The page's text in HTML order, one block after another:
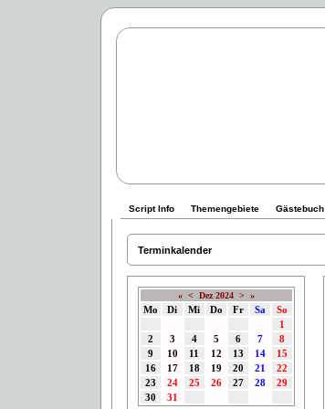
Script Info Themengebiete Gästebuch
Terminkalender
« < Dez 2024 > »
Mo Di Mi Do Fr Sa
So
1
2
3 4 5 6 7
8
9
10 11 12 13 14
15
16
17 18 19 20 21
22
23
24 25 26 27 28
29
30
31